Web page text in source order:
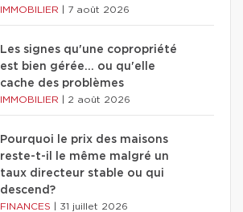
IMMOBILIER 7 août 2026
Les signes qu'une copropriété
est bien gérée… ou qu'elle
cache des problèmes
IMMOBILIER 2 août 2026
Pourquoi le prix des maisons
reste-t-il le même malgré un
taux directeur stable ou qui
descend?
FINANCES 31 juillet 2026